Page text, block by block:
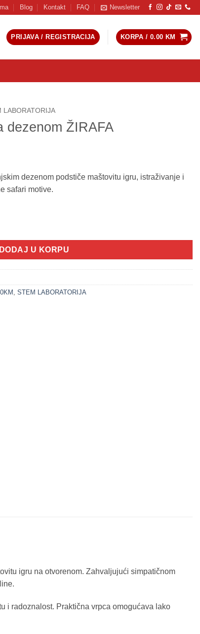
Blog Kontakt FAQ Newsletter
PRIJAVA / REGISTRACIJA KORPA / 0.00 KM
LABORATORIJA
dezenom ŽIRAFA
dezenom podstiče maštovitu igru, istraživanje i
safari motive.
količina
DODAJ U KORPU
, STEM LABORATORIJA
igru na otvorenom. Zahvaljujući simpatičnom
i radoznalost. Praktična vrpca omogućava lako